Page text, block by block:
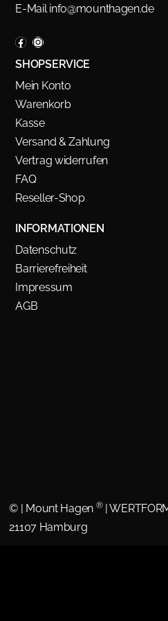
E-Mail info@mounthagen.de
SHOPSERVICE
Mein Konto
Warenkorb
Kasse
Versand & Zahlung
Vertrag widerrufen
FAQ
Reseller-Shop
INFORMATIONEN
Datenschutz
Barrierefreiheit
Impressum
AGB
© | Mount Hagen ®|
21107 Hamburg